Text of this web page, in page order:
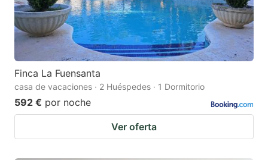
Finca La Fuensanta
casa de vacaciones · 2 Huéspedes · 1 Dormitorio
592 € por noche
Ver oferta